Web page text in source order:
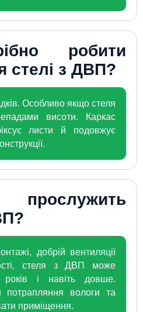
робити
стелі з ДВП?
Особливо якщо стеля
висоти. Каркас
листи й подовжує
прослужить
добрій вентиляції
стеля з ДВП може
і навіть довше.
вологи та
приміщення.